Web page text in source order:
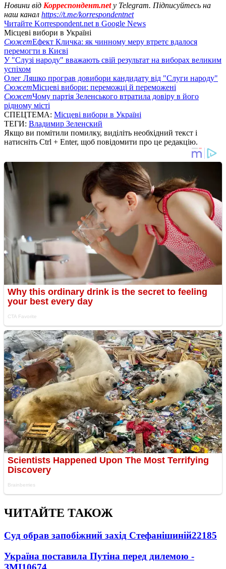
Новини від Корреспондент.netу Telegram. Підписуйтесь на
наш канал https://t.me/korrespondentnet
Читайте Korrespondent.net в Google News
Місцеві вибори в Україні
СюжетЕфект Кличка: як чинному меру втретє вдалося
перемогти в Києві
У "Слузі народу" вважають свій результат на виборах великим
успіхом
Олег Ляшко програв довибори кандидату від "Слуги народу"
СюжетМісцеві вибори: переможці й переможені
СюжетЧому партія Зеленського втратила довіру в його
рідному місті
СПЕЦТЕМА: Місцеві вибори в Україні
ТЕГИ: Владимир Зеленский
Якщо ви помітили помилку, виділіть необхідний текст і
натисніть Ctrl + Enter, щоб повідомити про це редакцію.
ЧИТАЙТЕ ТАКОЖ
Суд обрав запобіжний захід Стефанішиній22185
Україна поставила Путіна перед дилемою -